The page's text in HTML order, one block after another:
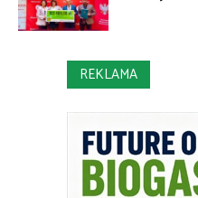
REKLAMA